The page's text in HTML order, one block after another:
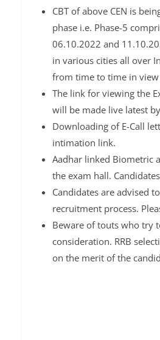
CBT of above CEN is
phase i.e. Phase-5
06.10.2022 and
in various cities all over
from time to time in
The link for viewing the
will be made live latest
Downloading of E-Call
intimation link.
Aadhar linked Biometric
the exam hall.
Candidates are advised
recruitment process.
Beware of touts who try
consideration. RRB
on the merit of the